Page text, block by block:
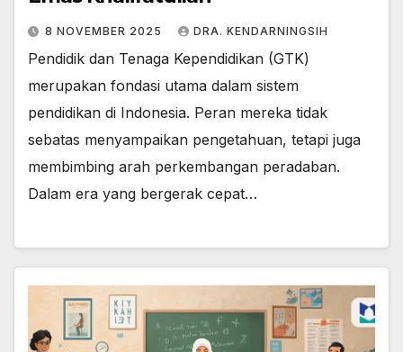
8 NOVEMBER 2025 DRA. KENDARNINGSIH
Pendidik dan Tenaga Kependidikan (GTK)
merupakan fondasi utama dalam sistem
pendidikan di Indonesia. Peran mereka tidak
sebatas menyampaikan pengetahuan, tetapi juga
membimbing arah perkembangan peradaban.
Dalam era yang bergerak cepat…